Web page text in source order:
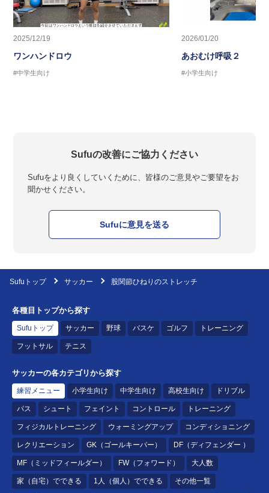
2025/12/19
ワンハンドロウ
#中学生向け
2026/01/20
あおむけ呼吸２
#小学生向け
Sufuの改善にご協力ください
Sufuをより良くしていくために、皆様のご意見やご要望をお
聞かせください。
Sufuに意見を送る
Sufuトップ サッカー 股関節ひねりのストレッチ
各種目トップから探す
Sufuトップ サッカー 野球 バスケ ゴルフ トレーニング
フットサル テニス
サッカーの各カテゴリから探す
練習メニュー 小学生向け 中学生向け 高校生向け ドリブル
パス シュート フェイント コントロール トレーニング
フィジカルトレーニング ウォーミングアップ コンディショニング
レクリエーション GK（ゴールキーパー） DF（ディフェンダー ）
MF（ミッドフィールダー） FW（フォワード） 大人数
家（自宅）でできる 1人（個人）でできる その他一覧